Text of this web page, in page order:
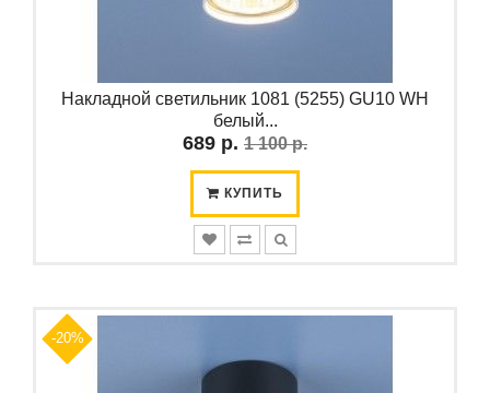
Накладной светильник 1081 (5255) GU10 WH
белый...
689 р. 1 100 р.
КУПИТЬ
-20%